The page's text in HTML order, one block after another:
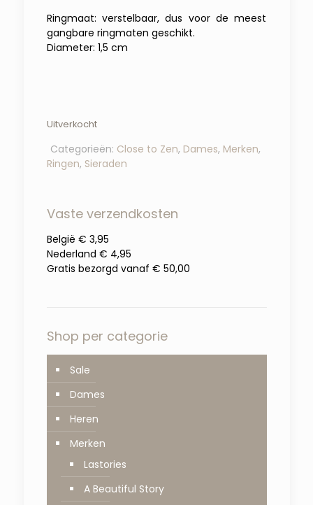
Ringmaat: verstelbaar, dus voor de meest
gangbare ringmaten geschikt.
Diameter: 1,5 cm
Uitverkocht
Categorieën: Close to Zen, Dames, Merken,
Ringen, Sieraden
Vaste verzendkosten
België € 3,95
Nederland € 4,95
Gratis bezorgd vanaf € 50,00
Shop per categorie
Sale
Dames
Heren
Merken
Lastories
A Beautiful Story